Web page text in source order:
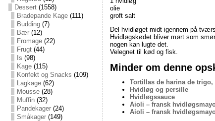
Dessert(1558)
Bradepande Kage(111)
Budding(7)
Bær(12)
Fromage(22)
Frugt(44)
Is (98)
Kage(115)
Konfekt og Snacks (109)
Lagkage(62)
Mousse(28)
Muffin(32)
Pandekager(24)
Småkager(149)
olie
groft salt
Del hvidløget midt igennem på
Hvidløgskødet bliver mørt som
nogen kan lugte det.
Velegnet til kød og fisk.
Minder om denne
Tortillas de harina de
Hvidløg og persille
Hvidløgssauce
Aioli – fransk
Aioli – fransk